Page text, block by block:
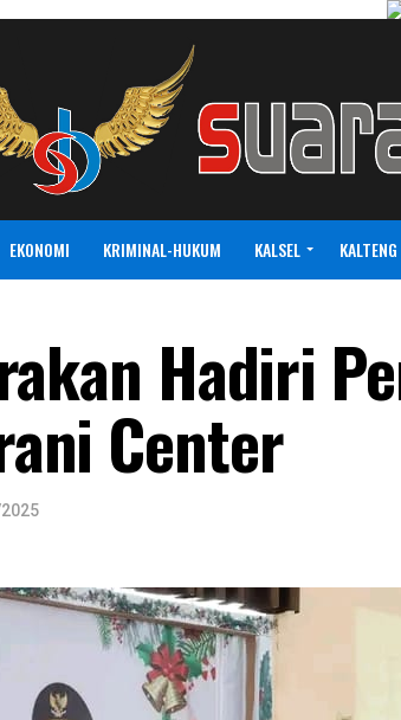
EKONOMI KRIMINAL-HUKUM KALSEL KALTENG
Hadiri
Center